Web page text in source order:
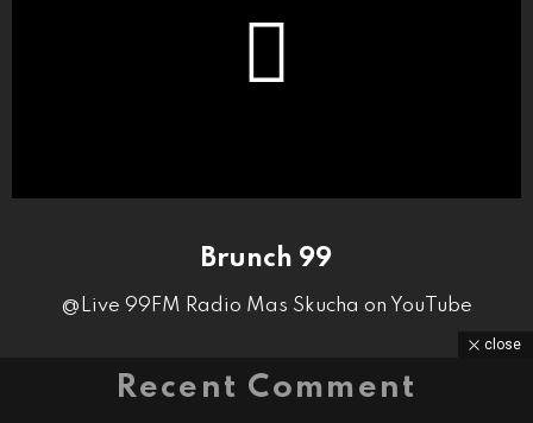
Brunch 99
@Live 99FM Radio Mas Skucha on YouTube
Recent Comment
close